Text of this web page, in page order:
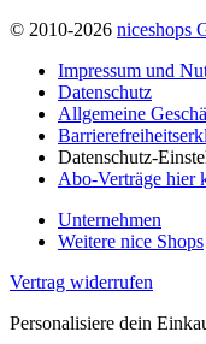
© 2010-2026 niceshops
Impressum und
Datenschutz
Allgemeine
Datenschutz-
Abo-Verträge hier
Unternehmen
Weitere nice Shops
Vertrag widerrufen
Personalisiere dein